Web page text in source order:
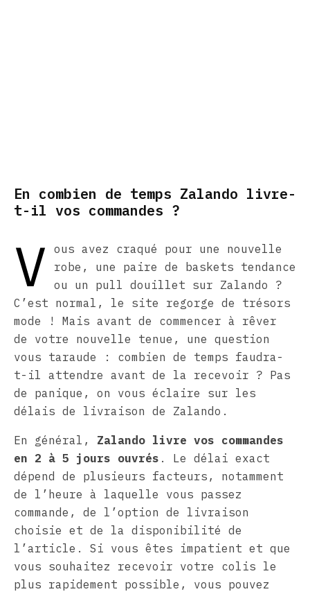
En combien de temps Zalando livre-
t-il vos commandes ?
V
ous avez craqué pour une nouvelle
robe, une paire de baskets tendance
ou un pull douillet sur Zalando ?
C’est normal, le site regorge de trésors
mode ! Mais avant de commencer à rêver
de votre nouvelle tenue, une question
vous taraude : combien de temps faudra-
t-il attendre avant de la recevoir ? Pas
de panique, on vous éclaire sur les
délais de livraison de Zalando.
En général, Zalando livre vos commandes
en 2 à 5 jours ouvrés . Le délai exact
dépend de plusieurs facteurs, notamment
de l’heure à laquelle vous passez
commande, de l’option de livraison
choisie et de la disponibilité de
l’article. Si vous êtes impatient et que
vous souhaitez recevoir votre colis le
plus rapidement possible, vous pouvez